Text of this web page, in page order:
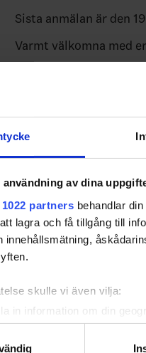
av dina
partners behandlar
lagra och få tillgång till
innehållsmätning,
skulle vi även vilja:
in information om din
din enhet genom att
om hur dina personliga
Sista anmälan är den
Varmt välkomna med
Frågor Anders 070-